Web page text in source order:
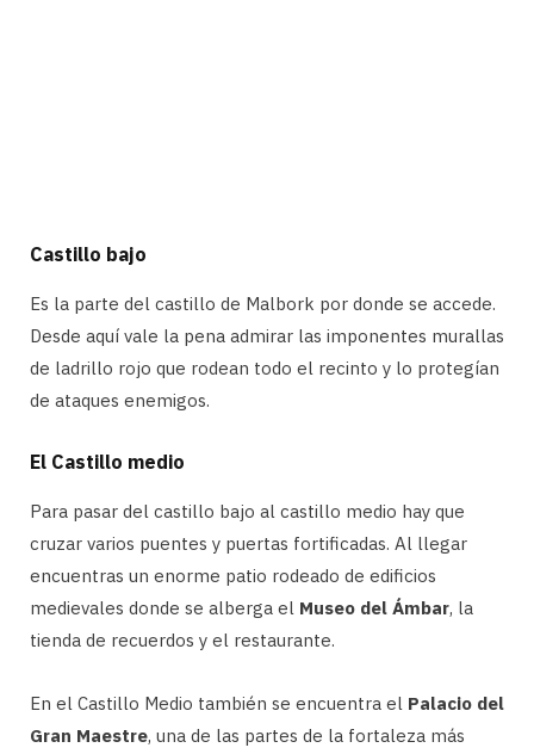
Castillo bajo
Es la parte del castillo de Malbork por donde se accede.
Desde aquí vale la pena admirar las imponentes murallas
de ladrillo rojo que rodean todo el recinto y lo protegían
de ataques enemigos.
El Castillo medio
Para pasar del castillo bajo al castillo medio hay que
cruzar varios puentes y puertas fortificadas. Al llegar
encuentras un enorme patio rodeado de edificios
medievales donde se alberga el Museo del Ámbar, la
tienda de recuerdos y el restaurante.
En el Castillo Medio también se encuentra el Palacio del
Gran Maestre, una de las partes de la fortaleza más